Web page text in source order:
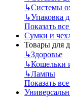
↳Системы
↳Упаковка
Показать
Сумки и
Товары для
↳Здоровье
↳Кошельки
↳Лампы
Показать